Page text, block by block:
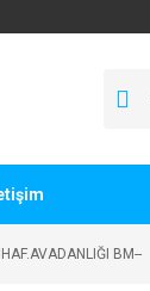
BM--